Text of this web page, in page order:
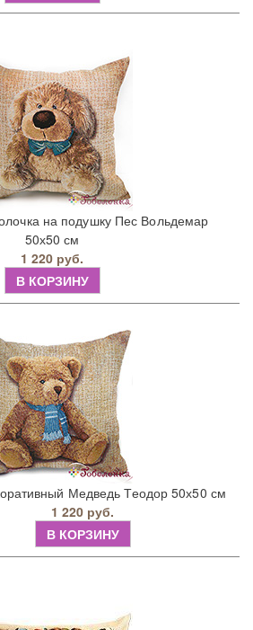
на подушку Пес Вольдемар
50х50 см
1 220 руб.
В КОРЗИНУ
Медведь Теодор 50х50 см
1 220 руб.
В КОРЗИНУ